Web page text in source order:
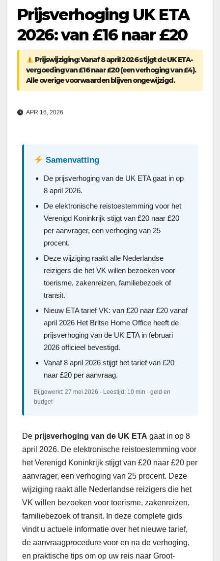
Prijsverhoging UK ETA
2026: van £16 naar £20
Prijswijziging:Vanaf 8 april 2026 stijgt de UK ETA-
vergoeding van £16 naar £20 (een verhoging van £4).
Alle overige voorwaarden blijven ongewijzigd.
APR 16, 2026
Samenvatting
De prijsverhoging van de UK ETA gaat in op
8 april 2026.
De elektronische reistoestemming voor het
Verenigd Koninkrijk stijgt van £20 naar £20
per aanvrager, een verhoging van 25
procent.
Deze wijziging raakt alle Nederlandse
reizigers die het VK willen bezoeken voor
toerisme, zakenreizen, familiebezoek of
transit.
Nieuw ETA tarief VK: van £20 naar £20 vanaf
april 2026 Het Britse Home Office heeft de
prijsverhoging van de UK ETA in februari
2026 officieel bevestigd.
Vanaf 8 april 2026 stijgt het tarief van £20
naar £20 per aanvraag.
Bijgewerkt: 27 mei 2026 · Leestijd: 10 min · geld en
budget
De prijsverhoging van de UK ETA gaat in op 8
april 2026. De elektronische reistoestemming voor
het Verenigd Koninkrijk stijgt van £20 naar £20 per
aanvrager, een verhoging van 25 procent. Deze
wijziging raakt alle Nederlandse reizigers die het
VK willen bezoeken voor toerisme, zakenreizen,
familiebezoek of transit. In deze complete gids
vindt u actuele informatie over het nieuwe tarief,
de aanvraagprocedure voor en na de verhoging,
en praktische tips om op uw reis naar Groot-